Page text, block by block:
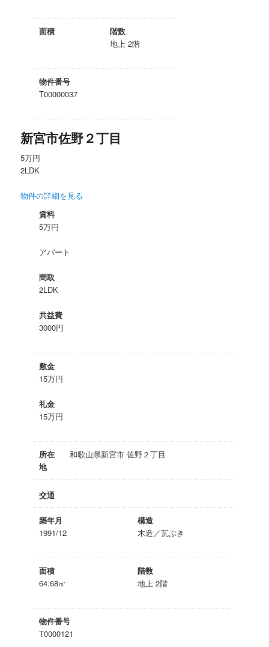
面積
階数
地上 2階
物件番号
T00000037
新宮市佐野２丁目
5万円
2LDK
物件の詳細を見る
賃料
5万円
アパート
間取
2LDK
共益費
3000円
敷金
15万円
礼金
15万円
所在
地
和歌山県新宮市 佐野２丁目
交通
築年月
1991/12
構造
木造／瓦ぶき
面積
64.68㎡
階数
地上 2階
物件番号
T0000121